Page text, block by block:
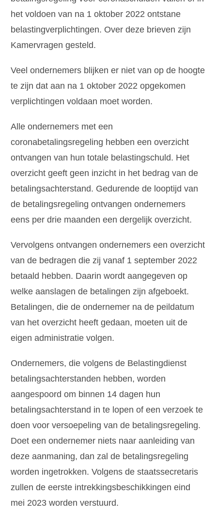
het voldoen van na 1 oktober 2022 ontstane
belastingverplichtingen. Over deze brieven zijn
Kamervragen gesteld.
Veel ondernemers blijken er niet van op de hoogte
te zijn dat aan na 1 oktober 2022 opgekomen
verplichtingen voldaan moet worden.
Alle ondernemers met een
coronabetalingsregeling hebben een overzicht
ontvangen van hun totale belastingschuld. Het
overzicht geeft geen inzicht in het bedrag van de
betalingsachterstand. Gedurende de looptijd van
de betalingsregeling ontvangen ondernemers
eens per drie maanden een dergelijk overzicht.
Vervolgens ontvangen ondernemers een overzicht
van de bedragen die zij vanaf 1 september 2022
betaald hebben. Daarin wordt aangegeven op
welke aanslagen de betalingen zijn afgeboekt.
Betalingen, die de ondernemer na de peildatum
van het overzicht heeft gedaan, moeten uit de
eigen administratie volgen.
Ondernemers, die volgens de Belastingdienst
betalingsachterstanden hebben, worden
aangespoord om binnen 14 dagen hun
betalingsachterstand in te lopen of een verzoek te
doen voor versoepeling van de betalingsregeling.
Doet een ondernemer niets naar aanleiding van
deze aanmaning, dan zal de betalingsregeling
worden ingetrokken. Volgens de staatssecretaris
zullen de eerste intrekkingsbeschikkingen eind
mei 2023 worden verstuurd.